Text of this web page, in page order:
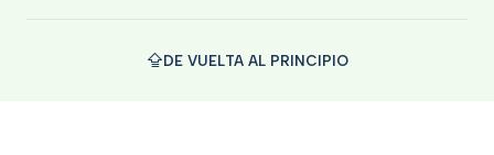
DE VUELTA AL PRINCIPIO